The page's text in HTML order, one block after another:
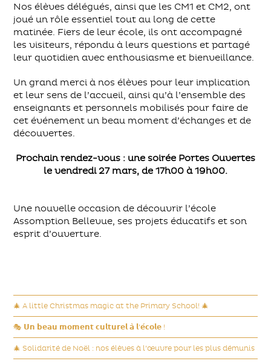
Nos élèves délégués, ainsi que les CM1 et CM2, ont
joué un rôle essentiel tout au long de cette
matinée. Fiers de leur école, ils ont accompagné
les visiteurs, répondu à leurs questions et partagé
leur quotidien avec enthousiasme et bienveillance.
Un grand merci à nos élèves pour leur implication
et leur sens de l’accueil, ainsi qu’à l’ensemble des
enseignants et personnels mobilisés pour faire de
cet événement un beau moment d’échanges et de
découvertes.
Prochain rendez-vous : une soirée Portes Ouvertes
le vendredi 27 mars, de 17h00 à 19h00.
Une nouvelle occasion de découvrir l’école
Assomption Bellevue, ses projets éducatifs et son
esprit d’ouverture.
🎄 A little Christmas magic at the Primary School! 🎄
🎭 𝗨𝗻 𝗯𝗲𝗮𝘂 𝗺𝗼𝗺𝗲𝗻𝘁 𝗰𝘂𝗹𝘁𝘂𝗿𝗲𝗹 𝗮̀ 𝗹’𝗲́𝗰𝗼𝗹𝗲 !
🎄 Solidarité de Noël : nos élèves à l’œuvre pour les plus démunis